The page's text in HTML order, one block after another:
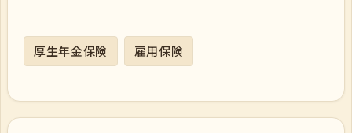
厚生年金保険 雇用保険